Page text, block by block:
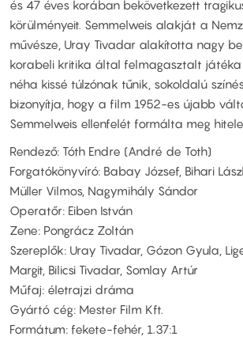
és 47 éves korában bekövetkezett
körülményeit. Semmelweis alakját a
művésze, Uray Tivadar alakította nagy
korabeli kritika által felmagasztalt játéka
néha kissé túlzónak tűnik, sokoldalú
bizonyítja, hogy a film 1952-es újabb
Semmelweis ellenfelét formálta meg
Rendező: Tóth Endre (André de Toth)
Forgatókönyvíró: Babay József, Bihari
Müller Vilmos, Nagymihály Sándor
Operatőr: Eiben István
Zene: Pongrácz Zoltán
Szereplők: Uray Tivadar, Gózon Gyula,
Margit, Bilicsi Tivadar, Somlay Artúr
Műfaj: életrajzi dráma
Gyártó cég: Mester Film Kft.
Formátum: fekete-fehér, 1.37:1